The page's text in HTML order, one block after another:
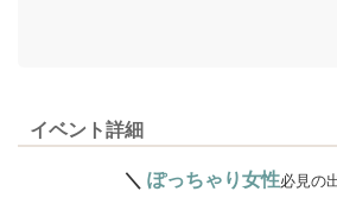
イベント詳細
＼ ぽっちゃり女性必見の